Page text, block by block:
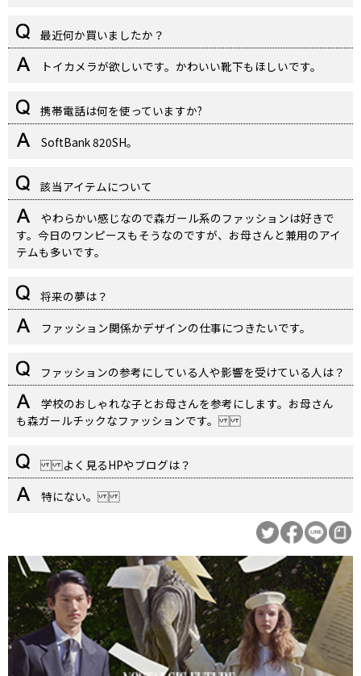
最近何か買いましたか？
トイカメラが欲しいです。かわいい靴下もほしいです。
携帯電話は何を使っていますか?
SoftBank 820SH。
該当アイテムについて
やわらかい感じなので森ガール系のファッションは好きで
す。今日のワンピースもそうなのですが、お母さんと兼用のアイ
テムも多いです。
将来の夢は？
ファッション関係かデザインの仕事につきたいです。
ファッションの参考にしている人や影響を受けている人は？
学校のおしゃれな子とお母さんを参考にします。お母さん
も森ガールチックなファッションです。
よく見るHPやブログは？
特にない。